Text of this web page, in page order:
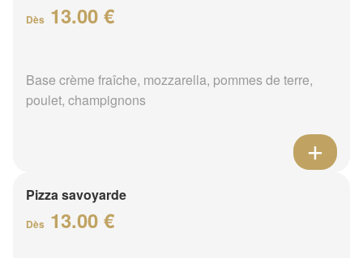
Dès 13.00 €
Base crème fraîche, mozzarella, pommes de terre,
poulet, champignons
Pizza savoyarde
Dès 13.00 €